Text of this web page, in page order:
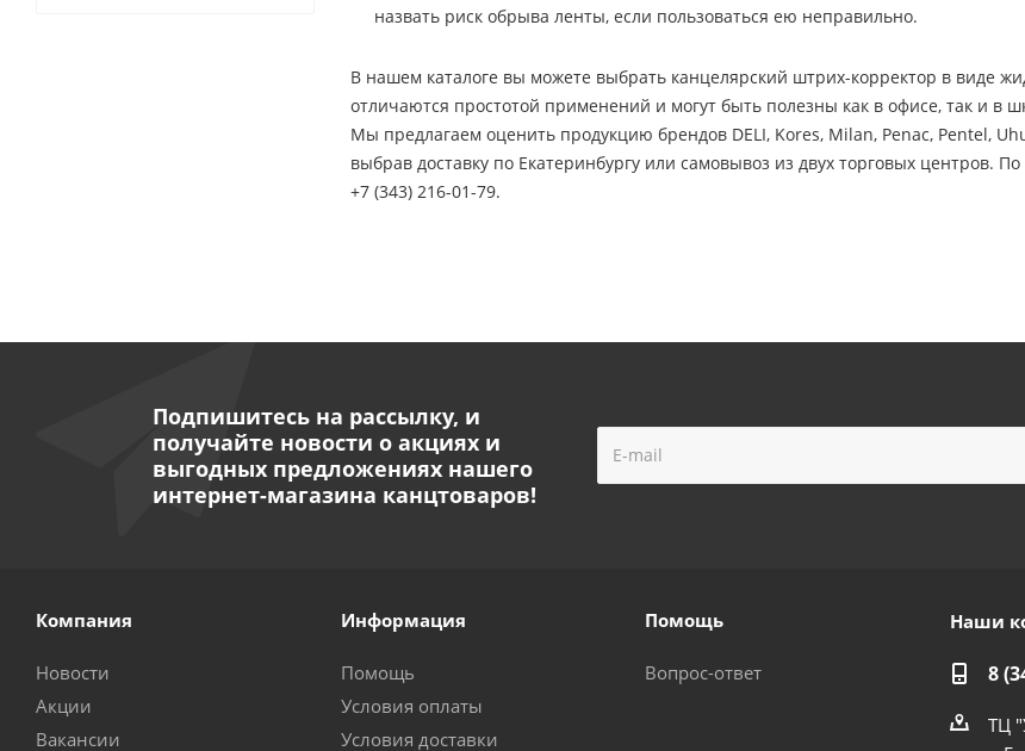
назвать риск обрыва ленты, если пользоваться ею неправильно.
В нашем каталоге вы можете выбрать канцелярский штрих-корректор в виде
отличаются простотой применений и могут быть полезны как в офисе, так и в
Мы предлагаем оценить продукцию брендов DELI, Kores, Milan, Penac, Pentel,
выбрав доставку по Екатеринбургу или самовывоз из двух торговых центров.
+7 (343) 216-01-79.
Подпишитесь на рассылку, и
получайте новости о акциях и
выгодных предложениях нашего
интернет-магазина канцтоваров!
Компания
Новости
Акции
Вакансии
Информация
Помощь
Условия оплаты
Условия доставки
Помощь
Вопрос-ответ
Наши
8
ТЦ